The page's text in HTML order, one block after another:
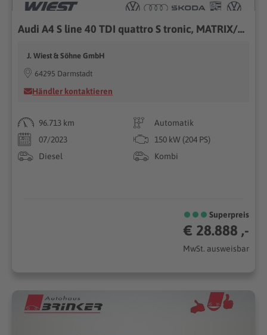
Audi A4 S line 40 TDI quattro S tronic, MATRIX/KAM/AHK/B&O/PANO/STADT/TOUR uvm.
J. Wiest & Söhne GmbH
64295 Darmstadt
Händler kontaktieren
96.713 km
Automatik
07/2023
150 kW (204 PS)
Diesel
Kombi
Superpreis
€ 28.888 ,-
MwSt. ausweisbar